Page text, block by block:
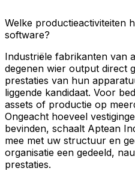
Welke productieactiviteiten
software?
Industriële fabrikanten van
degenen wier output direct
prestaties van hun
liggende kandidaat. Voor
assets of productie op
Ongeacht hoeveel
bevinden, schaalt Aptean
mee met uw structuur en
organisatie een gedeeld,
prestaties.